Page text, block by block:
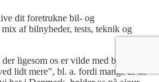
dit foretrukne bil- og
af bilnyheder, tests, teknik og
ligesom os er vilde med biler. Vi
lidt mere”, bl. a. fordi mange af de